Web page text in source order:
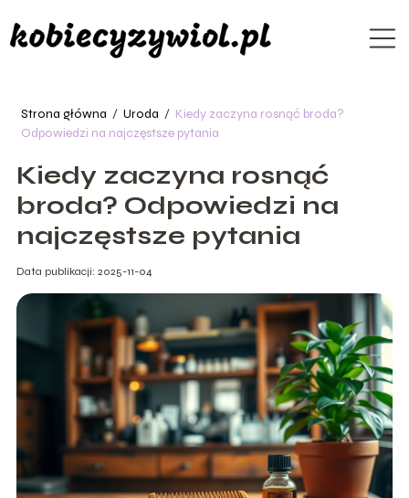
Strona główna / Uroda / Kiedy zaczyna rosnąć broda?
Odpowiedzi na najczęstsze pytania
Kiedy zaczyna rosnąć
broda? Odpowiedzi na
najczęstsze pytania
Data publikacji: 2025-11-04